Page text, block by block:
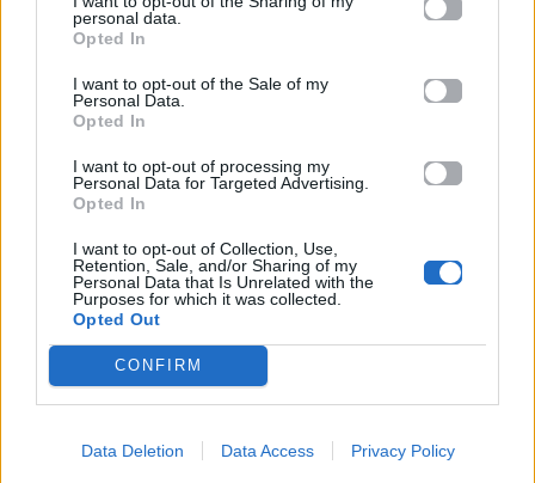
personal data.
Opted In
I want to opt-out of the Sale of my
Personal Data.
Opted In
I want to opt-out of processing my
Personal Data for Targeted Advertising.
Opted In
I want to opt-out of Collection, Use,
Retention, Sale, and/or Sharing of my
Personal Data that Is Unrelated with the
Purposes for which it was collected.
Opted Out
CONFIRM
Data Deletion Data Access Privacy Policy
ξανά στην ελληνική πρωτεύουσα, αυτή τη
φορά με τον σύντροφό της, Romain Gavras
επιβεβαιώνοντας πως η σχέση της με την Ελλάδα
δεν είναι απλώς τουριστική, αλλά έχει πιο σταθερό
Η Ελλάδα στο επίκεντρο των celebrities: Kevin
escape